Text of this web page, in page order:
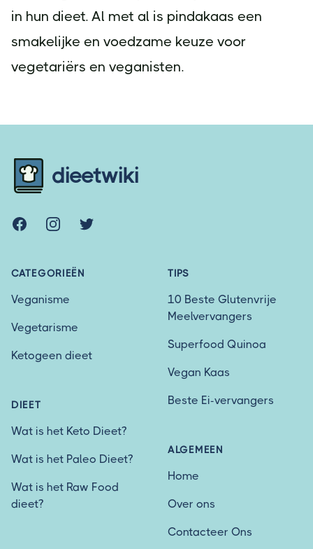
in hun dieet. Al met al is pindakaas een
smakelijke en voedzame keuze voor
vegetariërs en veganisten.
dieetwiki
FacebookInstagramTwitter
CATEGORIEËN
Veganisme
Vegetarisme
Ketogeen dieet
DIEET
Wat is het Keto Dieet?
Wat is het Paleo Dieet?
Wat is het Raw Food
dieet?
TIPS
10 Beste Glutenvrije
Meelvervangers
Superfood Quinoa
Vegan Kaas
Beste Ei-vervangers
ALGEMEEN
Home
Over ons
Contacteer Ons